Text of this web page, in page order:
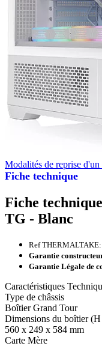
Fiche technique
Modalités de reprise
Fiche
TG - Blanc
Ref
Garantie
Garantie Légale de
Caractéristiques
Type de châssis
Boîtier Grand Tour
Dimensions du boîtier
560 x 249 x 584 mm
Carte Mère